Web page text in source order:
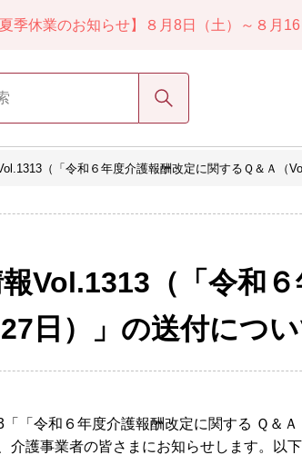
夏季休業のお知らせ】８月8日（土）～８月16
検索
（「令和６年度介護報酬改定に関するＱ＆Ａ（
Vol.1313（「令和
日）」の送付につい
「令和６年度介護報酬改定に関する Ｑ＆
護事業者の皆さまにお知らせします。以